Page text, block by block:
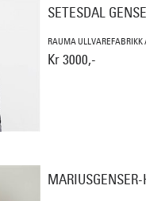
SETESDAL
RAUMA ULLVAREFABRIKK
Kr 3000,-
MARIUSGENSER-